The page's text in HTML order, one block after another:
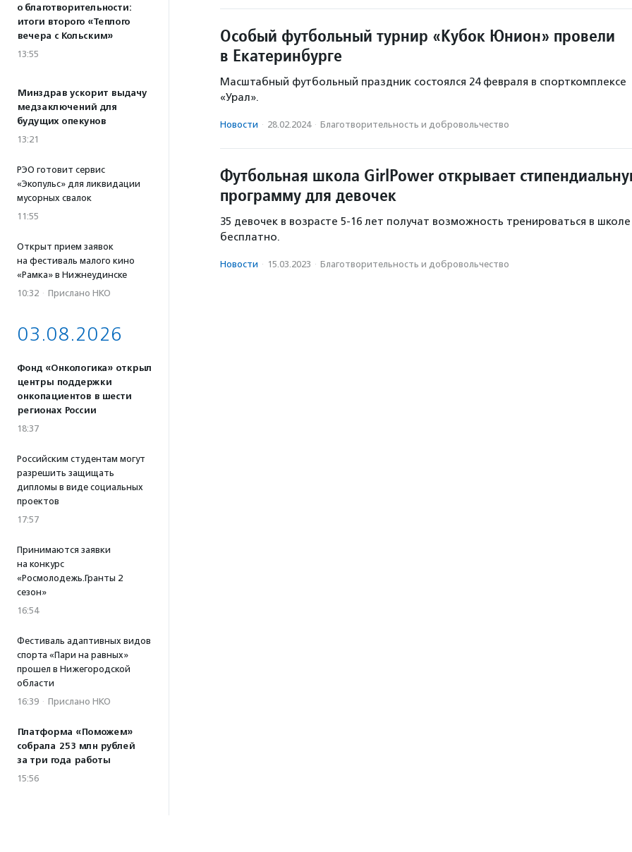
о благотворительности:
итоги второго «Теплого
вечера с Кольским»
13:55
Минздрав ускорит выдачу
медзаключений для
будущих опекунов
13:21
РЭО готовит сервис
«Экопульс» для ликвидации
мусорных свалок
11:55
Открыт прием заявок
на фестиваль малого кино
«Рамка» в Нижнеудинске
10:32 · Прислано НКО
03.08.2026
Фонд «Онкологика» открыл
центры поддержки
онкопациентов в шести
регионах России
18:37
Российским студентам могут
разрешить защищать
дипломы в виде социальных
проектов
17:57
Принимаются заявки
на конкурс
«Росмолодежь.Гранты 2
сезон»
16:54
Фестиваль адаптивных видов
спорта «Пари на равных»
прошел в Нижегородской
области
16:39 · Прислано НКО
Платформа «Поможем»
собрала 253 млн рублей
за три года работы
15:56
Особый футбольный турнир «Кубок Юнион» провели
в Екатеринбурге
Масштабный футбольный праздник состоялся 24 февраля в спорткомплексе
«Урал».
Новости · 28.02.2024 · Благотвори­тель­ность и доброволь­чест­во
Футбольная школа GirlPower открывает
программу для девочек
35 девочек в возрасте 5-16 лет получат возможность тренироваться в школе
бесплатно.
Новости · 15.03.2023 · Благотвори­тель­ность и доброволь­чест­во